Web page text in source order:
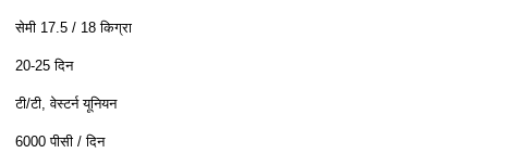
सेमी 17.5 / 18 किग्रा
20-25 दिन
टी/टी, वेस्टर्न यूनियन
6000 पीसी / दिन